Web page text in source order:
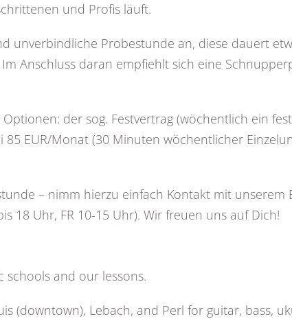
und Profis läuft.
unverbindliche Probestunde an, diese dauert
Anschluss daran empfiehlt sich eine
der sog. Festvertrag (wöchentlich ein
EUR/Monat (30 Minuten wöchentlicher
– nimm hierzu einfach Kontakt mit
18 Uhr, FR 10-15 Uhr). Wir freuen uns auf Dich!
and our lessons.
(downtown), Lebach, and Perl for guitar, bass,